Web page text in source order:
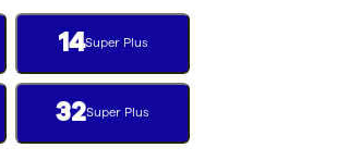
14Super Plus
32Super Plus